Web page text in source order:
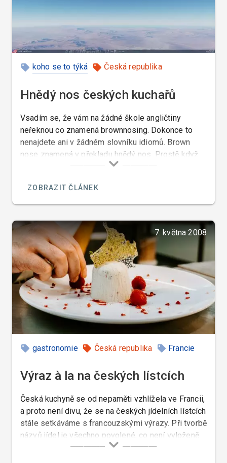
koho se to týká Česká republika
Hnědý nos českých kuchařů
Vsadím se, že vám na žádné škole angličtiny
neřeknou co znamená brownnosing. Dokonce to
nenajdete ani v žádném slovníku idiomů. Brown
nose znamená v překladu hnědý nos. Prostě když
někdo někomu leze do zadku, tak má hnědý nos a
ZOBRAZIT ČLÁNEK
7. května 2008
gastronomie Česká republika
Francie
Výraz à la na českých lístcích
Česká kuchyně se od nepaměti vzhlížela ve Francii,
a proto není divu, že se na českých jídelních lístcích
stále setkáváme s francouzskými výrazy. Při tvorbě
názvů jídel je všechno povolené, co není vyloženě
zakázané. Nicméně při tvorbě jídelních lístků